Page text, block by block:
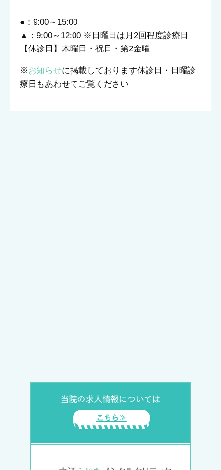
●：9:00～15:00
▲：9:00～12:00 ※日曜日は月2回程度診療日
【休診日】木曜日・祝日・第2金曜
※お知らせに掲載しております休診日・日曜診
療日もあわせてご覧ください